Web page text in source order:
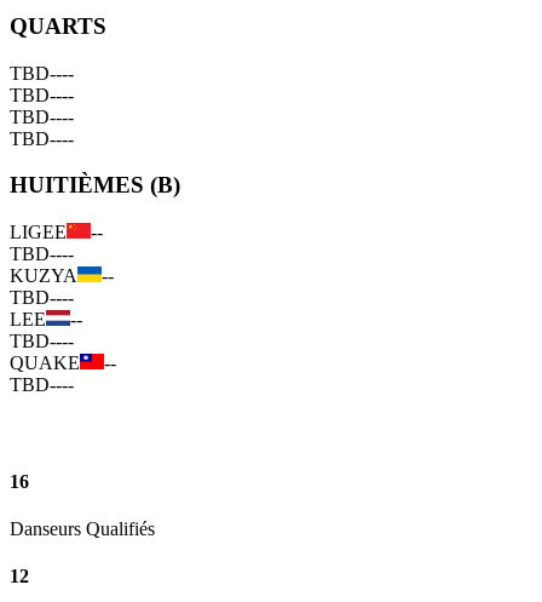
QUARTS
TBD----
TBD----
TBD----
TBD----
HUITIÈMES (B)
LIGEE
--
TBD----
KUZYA
--
TBD----
LEE
--
TBD----
QUAKE
--
TBD----
16
Danseurs Qualifiés
12